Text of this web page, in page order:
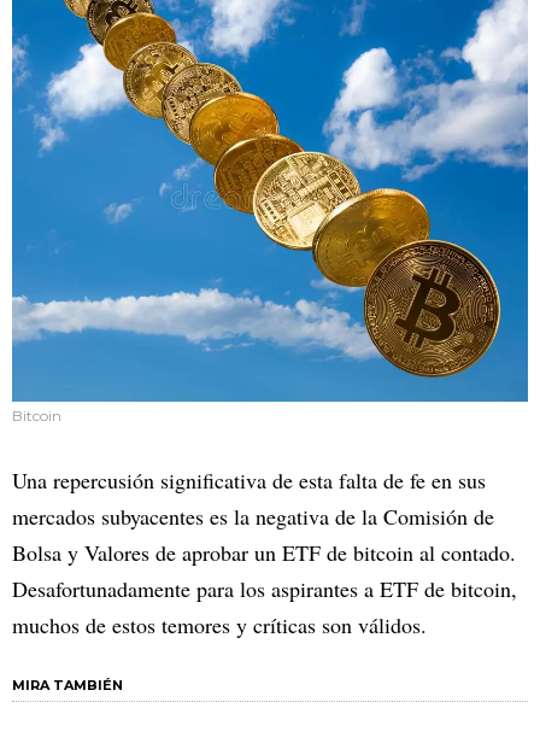
Bitcoin
Una repercusión significativa de esta falta de fe en sus
mercados subyacentes es la negativa de la Comisión de
Bolsa y Valores de aprobar un ETF de bitcoin al contado.
Desafortunadamente para los aspirantes a ETF de bitcoin,
muchos de estos temores y críticas son válidos.
MIRA TAMBIÉN